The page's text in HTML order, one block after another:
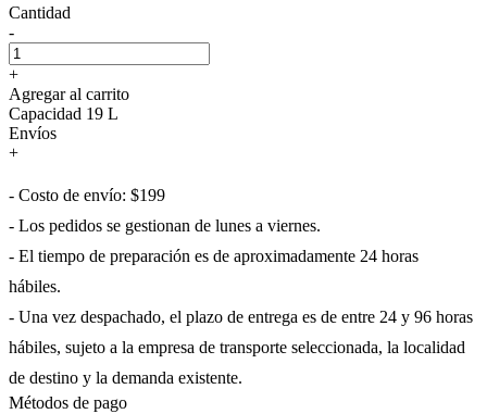
Cantidad
-
+
Agregar al carrito
Capacidad 19 L
Envíos
+
- Costo de envío: $199
- Los pedidos se gestionan de lunes a viernes.
- El tiempo de preparación es de aproximadamente 24 horas
hábiles.
- Una vez despachado, el plazo de entrega es de entre 24 y 96 horas
hábiles, sujeto a la empresa de transporte seleccionada, la localidad
de destino y la demanda existente.
Métodos de pago